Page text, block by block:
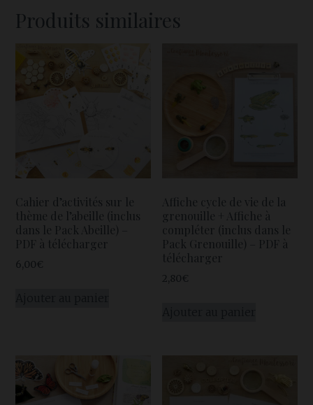
Produits similaires
Cahier d’activités sur le
thème de l’abeille (inclus
dans le Pack Abeille) –
PDF à télécharger
6,00€
Affiche cycle de vie de la
grenouille + Affiche à
compléter (inclus dans le
Pack Grenouille) – PDF à
télécharger
2,80€